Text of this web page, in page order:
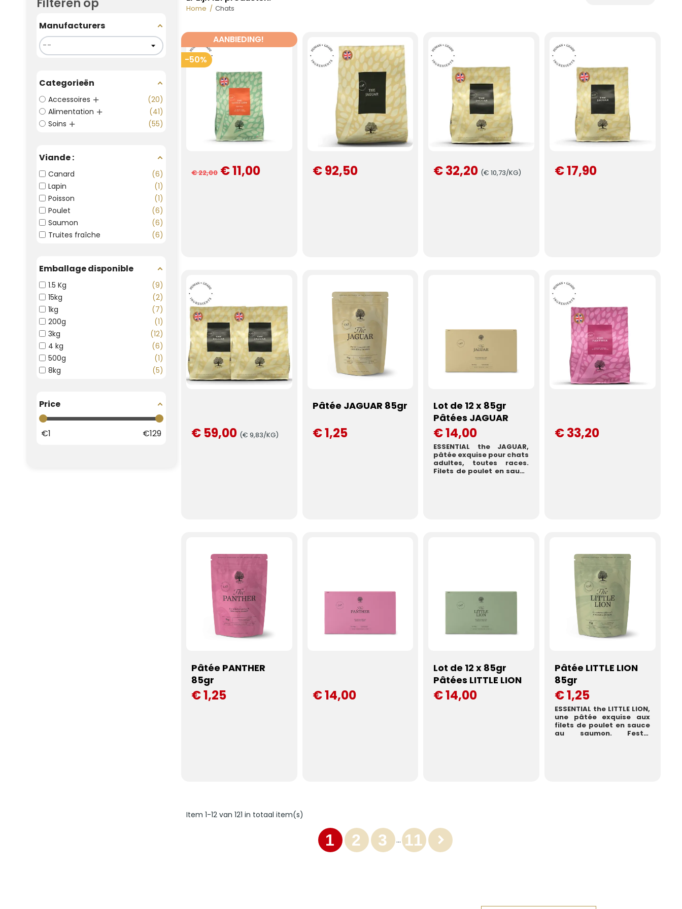
Manufacturers
Categorieën
Accessoires
20
Alimentation
41
Soins
55
Viande :
Canard
6
Lapin
1
Poisson
1
Poulet
6
Saumon
6
Truites fraîche
6
Emballage disponible
1.5 Kg
9
15kg
2
1kg
7
200g
1
3kg
12
4 kg
6
500g
1
8kg
5
Price
€1 €129
Home Chats
AANBIEDING!
-50%
€ 22,00 € 11,00 € 92,50 € 32,20 (€ 10,73/KG) € 17,90
€ 59,00 (€ 9,83/KG)
Pâtée JAGUAR 85gr
€ 1,25
Lot de 12 x 85gr
Pâtées JAGUAR
€ 14,00
ESSENTIAL the JAGUAR,
pâtée exquise pour chats
adultes, toutes races.
Filets de poulet en sauce
€ 33,20
Pâtée PANTHER
85gr
€ 1,25 € 14,00
Lot de 12 x 85gr
Pâtées LITTLE LION
€ 14,00
Pâtée LITTLE LION
85gr
€ 1,25
ESSENTIAL the LITTLE LION,
une pâtée exquise aux
filets de poulet en sauce
au saumon. Festin
Item 1-12 van 121 in totaal item(s)
1 2 3 … 11 